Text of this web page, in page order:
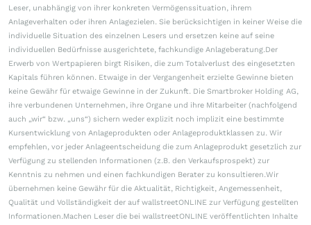
Leser, unabhängig von ihrer konkreten Vermögenssituation, ihrem
Anlageverhalten oder ihren Anlagezielen. Sie berücksichtigen in keiner Weise die
individuelle Situation des einzelnen Lesers und ersetzen keine auf seine
individuellen Bedürfnisse ausgerichtete, fachkundige Anlageberatung.Der
Erwerb von Wertpapieren birgt Risiken, die zum Totalverlust des eingesetzten
Kapitals führen können. Etwaige in der Vergangenheit erzielte Gewinne bieten
keine Gewähr für etwaige Gewinne in der Zukunft. Die Smartbroker Holding AG,
ihre verbundenen Unternehmen, ihre Organe und ihre Mitarbeiter (nachfolgend
auch „wir“ bzw. „uns“) sichern weder explizit noch implizit eine bestimmte
Kursentwicklung von Anlageprodukten oder Anlageproduktklassen zu. Wir
empfehlen, vor jeder Anlageentscheidung die zum Anlageprodukt gesetzlich zur
Verfügung zu stellenden Informationen (z.B. den Verkaufsprospekt) zur
Kenntnis zu nehmen und einen fachkundigen Berater zu konsultieren.Wir
übernehmen keine Gewähr für die Aktualität, Richtigkeit, Angemessenheit,
Qualität und Vollständigkeit der auf wallstreetONLINE zur Verfügung gestellten
Informationen.Machen Leser die bei wallstreetONLINE veröffentlichten Inhalte